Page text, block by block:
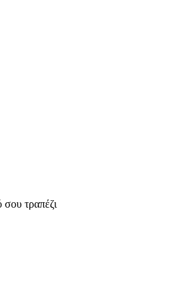
σου τραπέζι